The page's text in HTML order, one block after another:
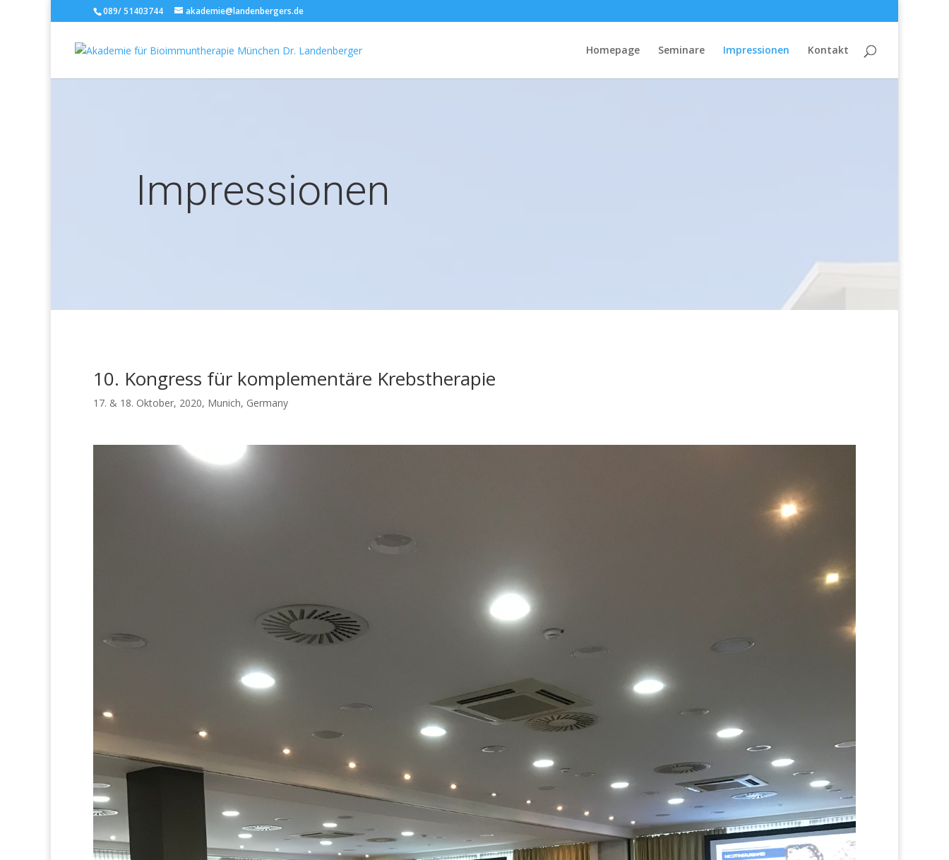
089/ 51403744 akademie@landenbergers.de
Homepage Seminare Impressionen Kontakt
Impressionen
10. Kongress für komplementäre Krebstherapie
17. & 18. Oktober, 2020, Munich, Germany